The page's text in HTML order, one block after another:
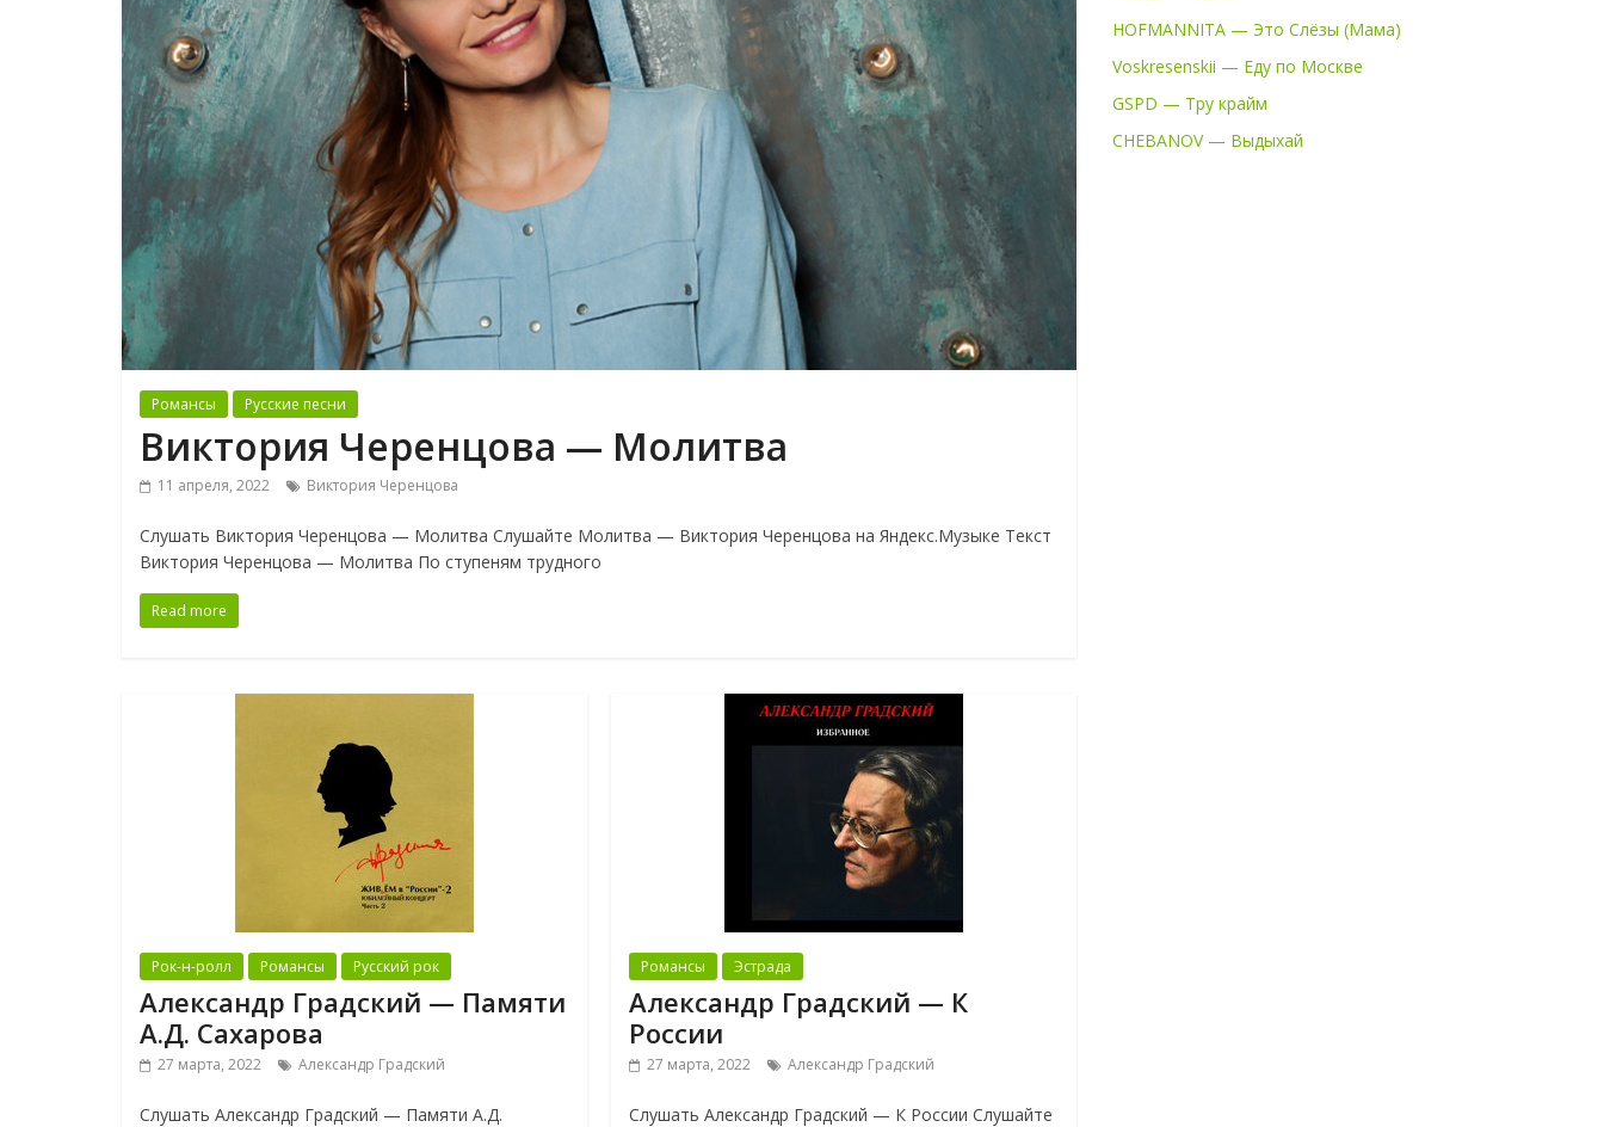
Романсы Русские песни
Виктория Черенцова — Молитва
11 апреля, 2022 Виктория Черенцова
Слушать Виктория Черенцова — Молитва Слушайте Молитва — Виктория Черенцова на Яндекс.Музыке Текст
Виктория Черенцова — Молитва По ступеням трудного
Read more
Рок-н-ролл Романсы Русский рок
Александр Градский — Памяти
А.Д. Сахарова
27 марта, 2022 Александр Градский
Слушать Александр Градский — Памяти А.Д.
Романсы Эстрада
Александр Градский — К
России
27 марта, 2022 Александр Градский
Слушать Александр Градский — К России Слушайте
HOFMANNITA — Это Слёзы (Мама)
Voskresenskii — Еду по Москве
GSPD — Тру крайм
CHEBANOV — Выдыхай